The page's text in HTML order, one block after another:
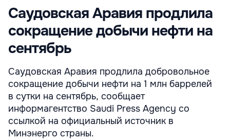
Саудовская Аравия продлила
сокращение добычи нефти на
сентябрь
Саудовская Аравия продлила добровольное
сокращение добычи нефти на 1 млн баррелей
в сутки на сентябрь, сообщает
информагентство Saudi Press Agency со
ссылкой на официальный источник в
Минэнерго страны.